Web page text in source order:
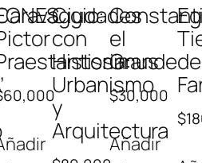
60,000
Ciudades
con
Historia:
Urbanismo
y
Arquitectura
el
Grande
$30,000
Añadir
de
$